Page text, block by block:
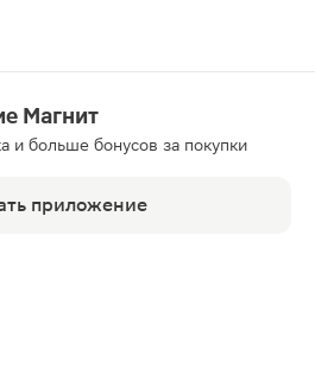
Магнит
и больше бонусов за покупки
приложение